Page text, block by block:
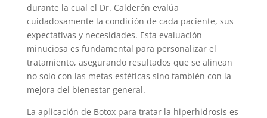
durante la cual el Dr. Calderón evalúa
cuidadosamente la condición de cada paciente, sus
expectativas y necesidades. Esta evaluación
minuciosa es fundamental para personalizar el
tratamiento, asegurando resultados que se alinean
no solo con las metas estéticas sino también con la
mejora del bienestar general.
La aplicación de Botox para tratar la hiperhidrosis es